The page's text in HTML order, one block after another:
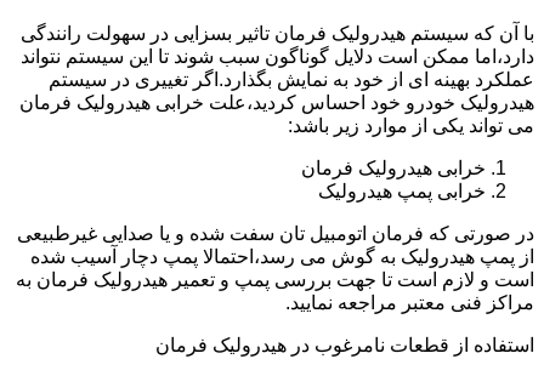
با آن که سیستم هیدرولیک فرمان تاثیر بسزایی در سهولت رانندگی
دارد،اما ممکن است دلایل گوناگون سبب شوند تا این سیستم نتواند
عملکرد بهینه ای از خود به نمایش بگذارد.اگر تغییری در سیستم
هیدرولیک خودرو خود احساس کردید،علت خرابی هیدرولیک فرمان
می تواند یکی از موارد زیر باشد:
خرابی هیدرولیک فرمان
خرابی پمپ هیدرولیک
در صورتی که فرمان اتومبیل تان سفت شده و یا صدایی غیرطبیعی
از پمپ هیدرولیک به گوش می رسد،احتمالا پمپ دچار آسیب شده
است و لازم است تا جهت بررسی پمپ و تعمیر هیدرولیک فرمان به
مراکز فنی معتبر مراجعه نمایید.
استفاده از قطعات نامرغوب در هیدرولیک فرمان